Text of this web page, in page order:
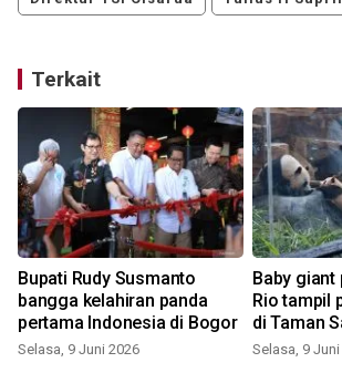
Terkait
Bupati Rudy Susmanto
bangga kelahiran panda
pertama Indonesia di Bogor
Selasa, 9 Juni 2026
Baby giant
Rio tampil
di Taman
Selasa, 9